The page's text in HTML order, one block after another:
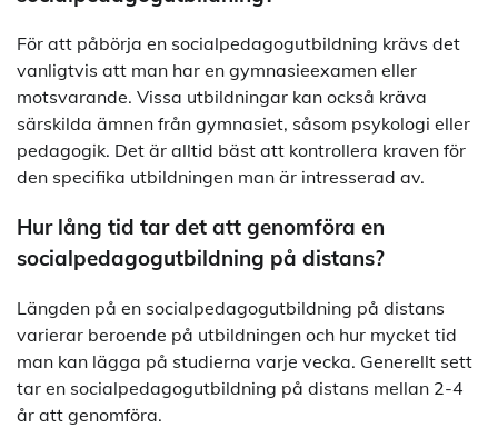
För att påbörja en socialpedagogutbildning krävs det
vanligtvis att man har en gymnasieexamen eller
motsvarande. Vissa utbildningar kan också kräva
särskilda ämnen från gymnasiet, såsom psykologi eller
pedagogik. Det är alltid bäst att kontrollera kraven för
den specifika utbildningen man är intresserad av.
Hur lång tid tar det att genomföra en
socialpedagogutbildning på distans?
Längden på en socialpedagogutbildning på distans
varierar beroende på utbildningen och hur mycket tid
man kan lägga på studierna varje vecka. Generellt sett
tar en socialpedagogutbildning på distans mellan 2-4
år att genomföra.